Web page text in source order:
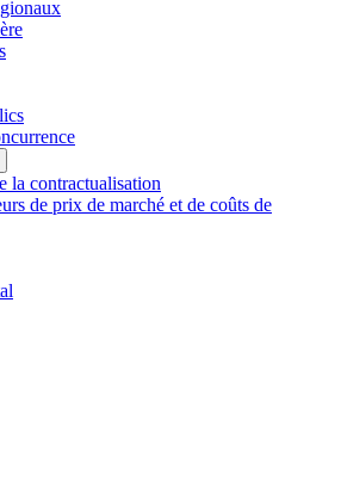
la contractualisation
de prix de marché et de coûts de